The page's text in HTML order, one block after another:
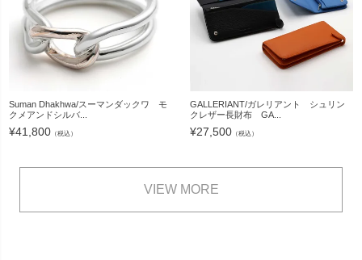
Suman Dhakhwa/スーマンダックワ モ
クメアンドシルバ...
¥41,800 （税込）
GALLERIANT/ガレリアント シュリン
クレザー長財布 GA...
¥27,500 （税込）
VIEW MORE